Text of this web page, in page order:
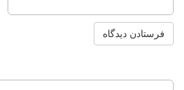
جستجو